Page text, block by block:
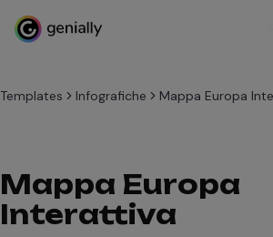
Templates Infografiche Mappa Europa
Mappa Europa
Interattiva